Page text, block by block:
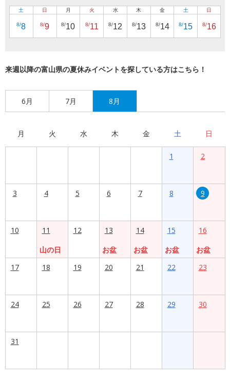
土
8/8
日
8/9
月
8/10
火
8/11
水
8/12
木
8/13
金
8/14
土
8/15
日
8/16
来週以降の富山県の夏休みイベントを探している方はこちら！
6月 7月 8月
月 火 水 木 金 土 日
1 2
3 4 5 6 7 8 9
10
11
山の日
12
13
お盆
14
お盆
15
お盆
16
お盆
17
18 19 20 21 22 23
24 25 26 27 28 29 30
31